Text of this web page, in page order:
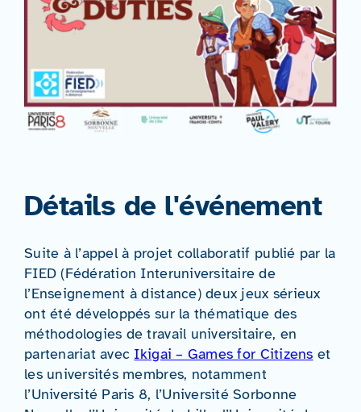
Détails de l'événement
Suite à l’appel à projet collaboratif publié par la
FIED (Fédération Interuniversitaire de
l’Enseignement à distance) deux jeux sérieux
ont été développés sur la thématique des
méthodologies de travail universitaire, en
partenariat avec Ikigai – Games for Citizens et
les universités membres, notamment
l’Université Paris 8, l’Université Sorbonne